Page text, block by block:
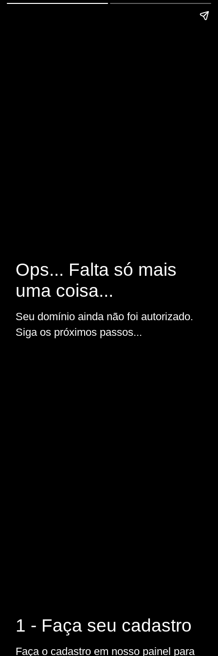
Ops... Falta só mais
uma coisa...
Seu domínio ainda não foi autorizado.
Siga os próximos passos...
1 - Faça seu cadastro
Faça o cadastro em nosso painel para